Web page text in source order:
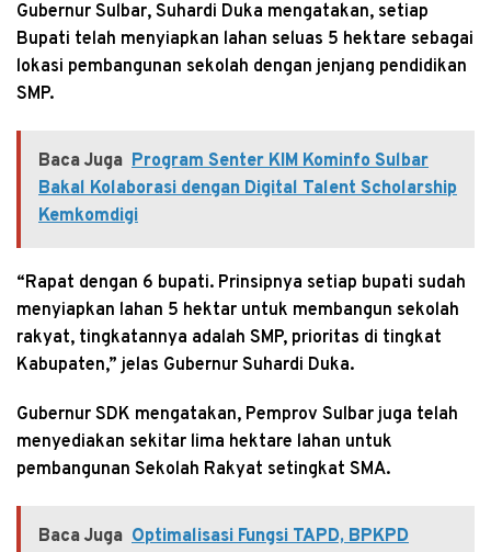
Gubernur Sulbar, Suhardi Duka mengatakan, setiap
Bupati telah menyiapkan lahan seluas 5 hektare sebagai
lokasi pembangunan sekolah dengan jenjang pendidikan
SMP.
Baca Juga Program Senter KIM Kominfo Sulbar
Bakal Kolaborasi dengan Digital Talent Scholarship
Kemkomdigi
“Rapat dengan 6 bupati. Prinsipnya setiap bupati sudah
menyiapkan lahan 5 hektar untuk membangun sekolah
rakyat, tingkatannya adalah SMP, prioritas di tingkat
Kabupaten,” jelas Gubernur Suhardi Duka.
Gubernur SDK mengatakan, Pemprov Sulbar juga telah
menyediakan sekitar lima hektare lahan untuk
pembangunan Sekolah Rakyat setingkat SMA.
Baca Juga Optimalisasi Fungsi TAPD, BPKPD